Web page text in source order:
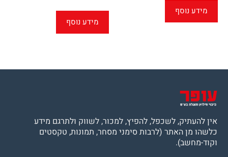
מידע נוסף
מידע נוסף
אין להעתיק, לשכפל, להפיץ, למכור, לשווק ולתרגם מידע
כלשהו מן האתר (לרבות סימני מסחר, תמונות, טקסטים
וקוד-מחשב).